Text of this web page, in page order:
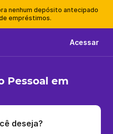
nenhum depósito antecipado
empréstimos.
Acessar
Pessoal em
deseja?